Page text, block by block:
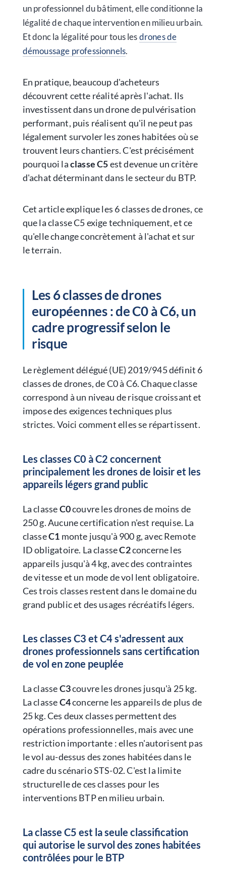
un professionnel du bâtiment, elle conditionne la
légalité de chaque intervention en milieu urbain.
Et donc la légalité pour tous lesdrones de
démoussage professionnels.
En pratique, beaucoup d'acheteurs
découvrent cette réalité après l'achat. Ils
investissent dans un drone de pulvérisation
performant, puis réalisent qu'il ne peut pas
légalement survoler les zones habitées où se
trouvent leurs chantiers. C'est précisément
pourquoi laclasse C5est devenue un critère
d'achat déterminant dans le secteur du BTP.
Cet article explique les 6 classes de drones, ce
que la classe C5 exige techniquement, et ce
qu'elle change concrètement à l'achat et sur
le terrain.
Les 6 classes de drones
européennes : de C0 à C6, un
cadre progressif selon le
risque
Le règlement délégué (UE) 2019/945 définit 6
classes de drones, de C0 à C6. Chaque classe
correspond à un niveau de risque croissant et
impose des exigences techniques plus
strictes. Voici comment elles se répartissent.
Les classes C0 à C2 concernent
principalement les drones de loisir et les
appareils légers grand public
La classeC0couvre les drones de moins de
250 g. Aucune certification n'est requise. La
classeC1 monte jusqu'à 900 g, avec Remote
ID obligatoire. La classeC2concerne les
appareils jusqu'à 4 kg, avec des contraintes
de vitesse et un mode de vol lent obligatoire.
Ces trois classes restent dans le domaine du
grand public et des usages récréatifs légers.
Les classes C3 et C4 s'adressent aux
drones professionnels sans certification
de vol en zone peuplée
La classeC3couvre les drones jusqu'à 25 kg.
La classeC4concerne les appareils de plus de
25 kg. Ces deux classes permettent des
opérations professionnelles, mais avec une
restriction importante : elles n'autorisent pas
le vol au-dessus des zones habitées dans le
cadre du scénario STS-02. C'est la limite
structurelle de ces classes pour les
interventions BTP en milieu urbain.
La classe C5 est la seule classification
qui autorise le survol des zones habitées
contrôlées pour le BTP